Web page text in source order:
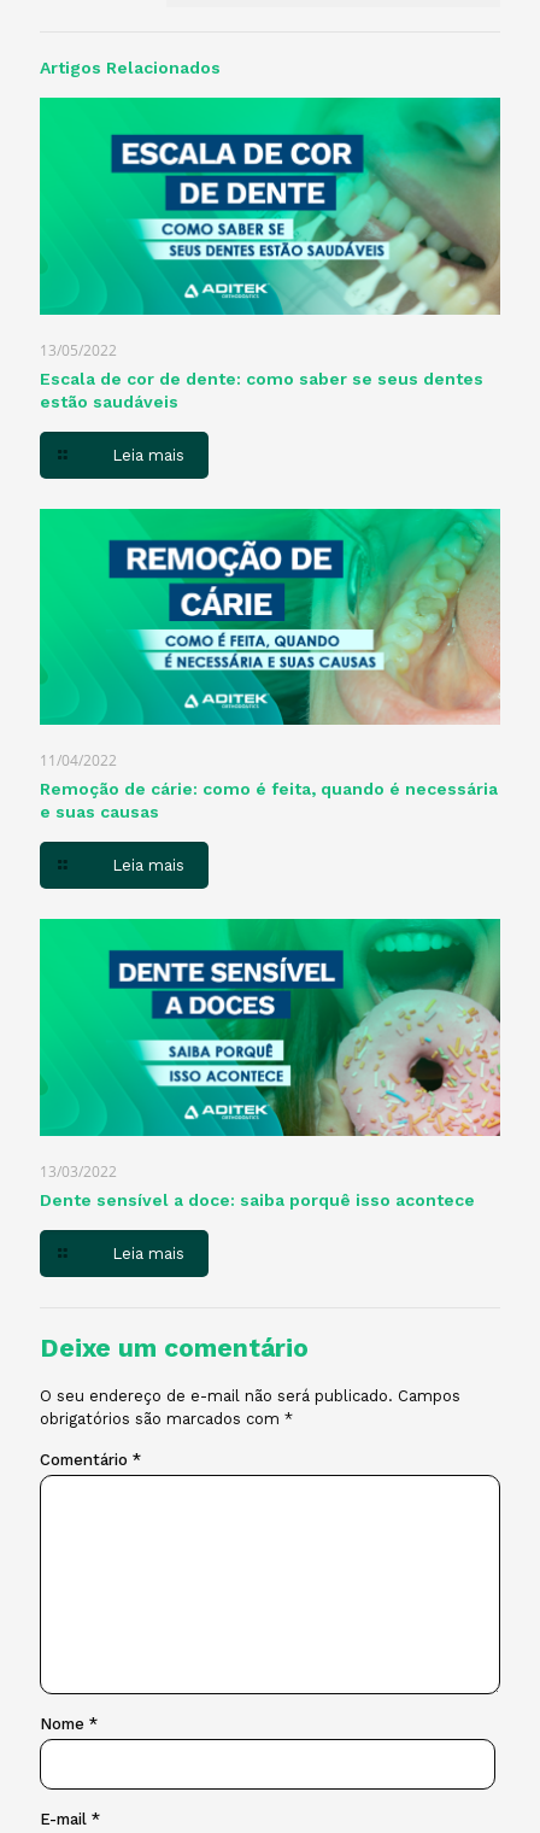
Artigos Relacionados
13/05/2022
Escala de cor de dente: como saber se seus dentes
estão saudáveis
Leia mais
11/04/2022
Remoção de cárie: como é feita, quando é necessária
e suas causas
Leia mais
13/03/2022
Dente sensível a doce: saiba porquê isso acontece
Leia mais
Deixe um comentário
O seu endereço de e-mail não será publicado. Campos
obrigatórios são marcados com *
Comentário *
Nome *
E-mail *